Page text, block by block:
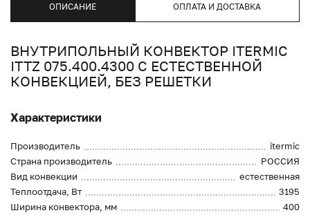
ОПИСАНИЕ ОПЛАТА И ДОСТАВКА
ВНУТРИПОЛЬНЫЙ КОНВЕКТОР ITERMIC
ITTZ 075.400.4300 С ЕСТЕСТВЕННОЙ
КОНВЕКЦИЕЙ, БЕЗ РЕШЕТКИ
Характеристики
Производитель
itermic
Страна производитель
РОССИЯ
Вид конвекции
естественная
Теплоотдача, Вт
3195
Ширина конвектора, мм
400